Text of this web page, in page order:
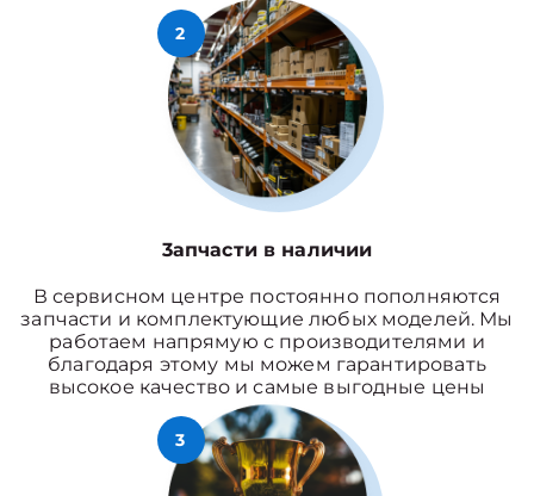
2
3апчасти в наличии
В сервисном центре постоянно пополняются
запчасти и комплектующие любых моделей. Мы
работаем напрямую с производителями и
благодаря этому мы можем гарантировать
высокое качество и самые выгодные цены
3